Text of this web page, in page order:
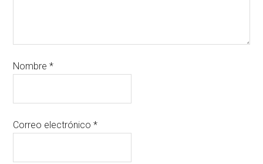
Nombre*
Correo electrónico*